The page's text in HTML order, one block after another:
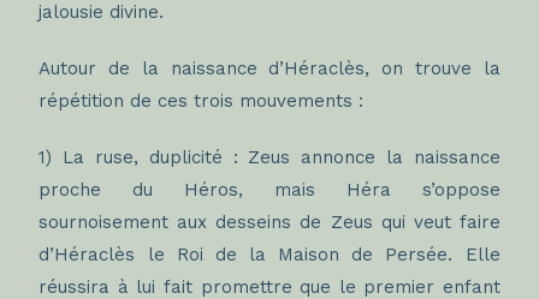
jalousie divine.
Autour de la naissance d’Héraclès, on trouve la
répétition de ces trois mouvements :
1) La ruse, duplicité : Zeus annonce la naissance
proche du Héros, mais Héra s’oppose
sournoisement aux desseins de Zeus qui veut faire
d’Héraclès le Roi de la Maison de Persée. Elle
réussira à lui fait promettre que le premier enfant